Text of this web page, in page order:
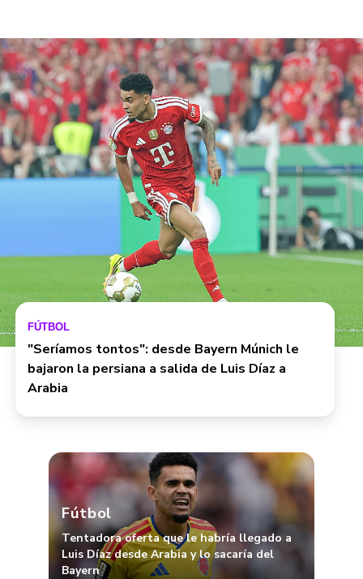
FÚTBOL
"Seríamos tontos": desde Bayern Múnich le
bajaron la persiana a salida de Luis Díaz a
Arabia
Fútbol
Tentadora oferta que le habría llegado a
Luis Díaz desde Arabia y lo sacaría del
Bayern